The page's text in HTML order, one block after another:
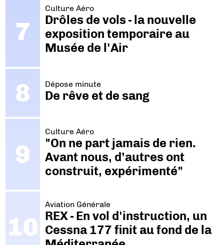
Culture Aéro
Drôles de vols - la nouvelle
exposition temporaire au
Musée de l'Air
Dépose minute
De rêve et de sang
Culture Aéro
"On ne part jamais de rien.
Avant nous, d’autres ont
construit, expérimenté"
Aviation Générale
REX - En vol d'instruction, un
Cessna 177 finit au fond de la